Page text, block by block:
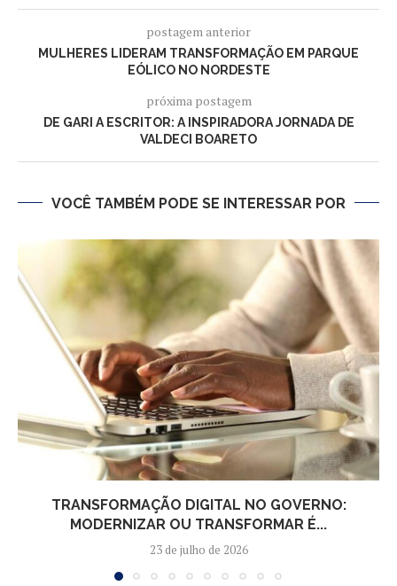
postagem anterior
MULHERES LIDERAM TRANSFORMAÇÃO EM PARQUE
EÓLICO NO NORDESTE
próxima postagem
DE GARI A ESCRITOR: A INSPIRADORA JORNADA DE
VALDECI BOARETO
VOCÊ TAMBÉM PODE SE INTERESSAR POR
TRANSFORMAÇÃO DIGITAL NO GOVERNO:
MODERNIZAR OU TRANSFORMAR É...
23 de julho de 2026